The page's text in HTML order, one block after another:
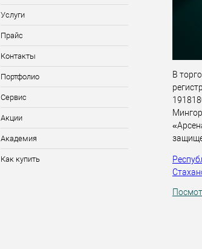
Услуги
Прайс
Контакты
Портфолио
Сервис
Акции
Академия
Как купить
В